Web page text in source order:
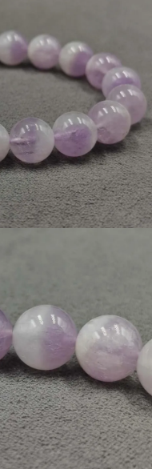
、
在。
ージを感じさせる、
れやすい一本。
たします。
え、
ー